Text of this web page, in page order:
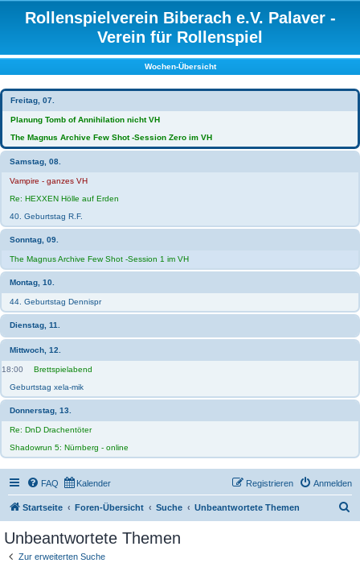
Rollenspielverein Biberach e.V. Palaver -
Verein für Rollenspiel
Wochen-Übersicht
Freitag, 07.
Planung Tomb of Annihilation nicht VH
The Magnus Archive Few Shot -Session Zero im VH
Samstag, 08.
Vampire - ganzes VH
Re: HEXXEN Hölle auf Erden
40. Geburtstag R.F.
Sonntag, 09.
The Magnus Archive Few Shot -Session 1 im VH
Montag, 10.
44. Geburtstag Dennispr
Dienstag, 11.
Mittwoch, 12.
18:00
Brettspielabend
Geburtstag xela-mik
Donnerstag, 13.
Re: DnD Drachentöter
Shadowrun 5: Nürnberg - online
FAQ Kalender Anmelden
Registrieren
Startseite Foren-Übersicht Suche Unbeantwortete Themen
Unbeantwortete Themen
Zur erweiterten Suche